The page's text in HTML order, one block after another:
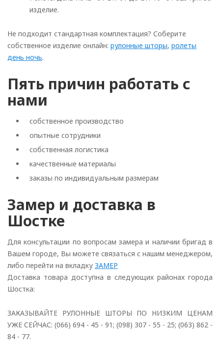
изделие.
Не подходит стандартная комплектация? Соберите
собственное изделие онлайн: рулонные шторы, ролеты
день ночь.
Пять причин работать с
нами
собственное производство
опытные сотрудники
собственная логистика
качественные материалы
заказы по индивидуальным размерам
Замер и доставка в
Шостке
Для консультации по вопросам замера и наличии бригад в
Вашем городе, Вы можете связаться с нашим менеджером,
либо перейти на вкладку ЗАМЕР
Доставка товара доступна в следующих районах города
Шостка:
ЗАКАЗЫВАЙТЕ РУЛОННЫЕ ШТОРЫ ПО НИЗКИМ ЦЕНАМ
УЖЕ СЕЙЧАС: (066) 694 - 45 - 91; (098) 307 - 55 - 25; (063) 862 -
84 - 77.